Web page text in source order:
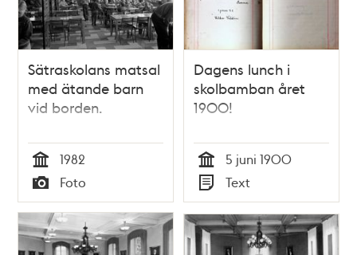
Sätraskolans matsal
med ätande barn
vid borden.
Tid
1982
Typ
Foto
Dagens lunch i
skolbamban året
1900!
Tid
5 juni 1900
Typ
Text